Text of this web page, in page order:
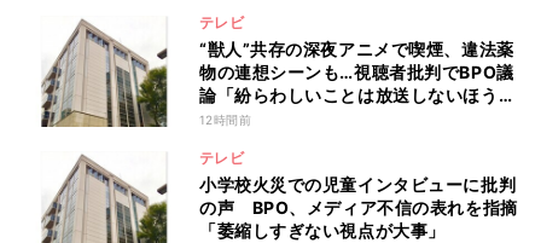
テレビ
“獣人”共存の深夜アニメで喫煙、違法薬
物の連想シーンも…視聴者批判でBPO議
論「紛らわしいことは放送しないほう
が」
12時間前
テレビ
小学校火災での児童インタビューに批判
の声 BPO、メディア不信の表れを指摘
「萎縮しすぎない視点が大事」